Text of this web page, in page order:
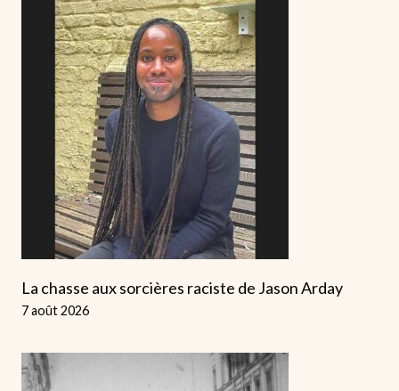
La chasse aux sorcières raciste de Jason Arday
7 août 2026